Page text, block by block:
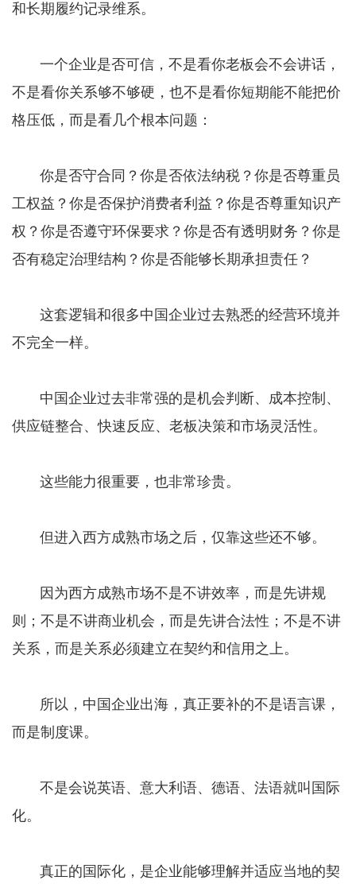
和长期履约记录维系。
一个企业是否可信，不是看你老板会不会讲话，
不是看你关系够不够硬，也不是看你短期能不能把价
格压低，而是看几个根本问题：
你是否守合同？你是否依法纳税？你是否尊重员
工权益？你是否保护消费者利益？你是否尊重知识产
权？你是否遵守环保要求？你是否有透明财务？你是
否有稳定治理结构？你是否能够长期承担责任？
这套逻辑和很多中国企业过去熟悉的经营环境并
不完全一样。
中国企业过去非常强的是机会判断、成本控制、
供应链整合、快速反应、老板决策和市场灵活性。
这些能力很重要，也非常珍贵。
但进入西方成熟市场之后，仅靠这些还不够。
因为西方成熟市场不是不讲效率，而是先讲规
则；不是不讲商业机会，而是先讲合法性；不是不讲
关系，而是关系必须建立在契约和信用之上。
所以，中国企业出海，真正要补的不是语言课，
而是制度课。
不是会说英语、意大利语、德语、法语就叫国际
化。
真正的国际化，是企业能够理解并适应当地的契